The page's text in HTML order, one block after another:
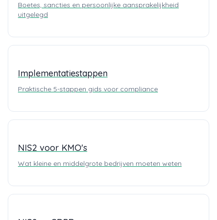
Boetes, sancties en persoonlijke aansprakelijkheid
uitgelegd
Implementatiestappen
Praktische 5-stappen gids voor compliance
NIS2 voor KMO's
Wat kleine en middelgrote bedrijven moeten weten